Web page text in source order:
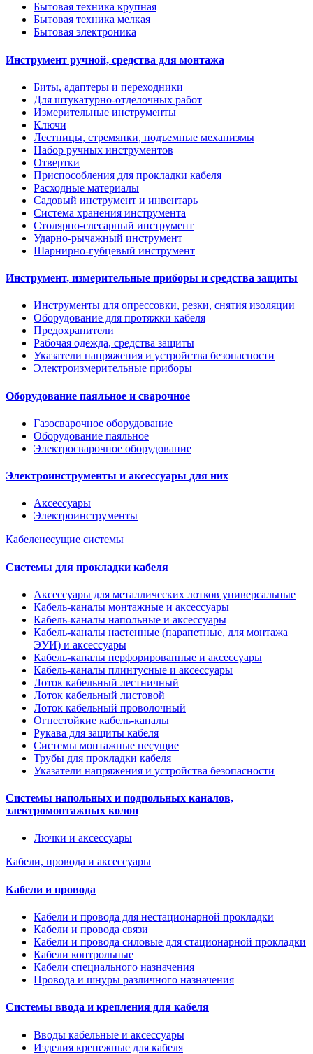
Бытовая техника крупная
Бытовая техника мелкая
Бытовая электроника
Инструмент ручной, средства для монтажа
Биты, адаптеры и переходники
Для штукатурно-отделочных работ
Измерительные инструменты
Ключи
Лестницы, стремянки, подъемные механизмы
Набор ручных инструментов
Отвертки
Приспособления для прокладки кабеля
Расходные материалы
Садовый инструмент и инвентарь
Система хранения инструмента
Столярно-слесарный инструмент
Ударно-рычажный инструмент
Шарнирно-губцевый инструмент
Инструмент, измерительные приборы и средства защиты
Инструменты для опрессовки, резки, снятия изоляции
Оборудование для протяжки кабеля
Предохранители
Рабочая одежда, средства защиты
Указатели напряжения и устройства безопасности
Электроизмерительные приборы
Оборудование паяльное и сварочное
Газосварочное оборудование
Оборудование паяльное
Электросварочное оборудование
Электроинструменты и аксессуары для них
Аксессуары
Электроинструменты
Кабеленесущие системы
Системы для прокладки кабеля
Аксессуары для металлических лотков универсальные
Кабель-каналы монтажные и аксессуары
Кабель-каналы напольные и аксессуары
Кабель-каналы настенные (парапетные, для монтажа
ЭУИ) и аксессуары
Кабель-каналы перфорированные и аксессуары
Кабель-каналы плинтусные и аксессуары
Лоток кабельный лестничный
Лоток кабельный листовой
Лоток кабельный проволочный
Огнестойкие кабель-каналы
Рукава для защиты кабеля
Системы монтажные несущие
Трубы для прокладки кабеля
Указатели напряжения и устройства безопасности
Системы напольных и подпольных каналов,
электромонтажных колон
Лючки и аксессуары
Кабели, провода и аксессуары
Кабели и провода
Кабели и провода для нестационарной прокладки
Кабели и провода связи
Кабели и провода силовые для стационарной прокладки
Кабели контрольные
Кабели специального назначения
Провода и шнуры различного назначения
Системы ввода и крепления для кабеля
Вводы кабельные и аксессуары
Изделия крепежные для кабеля